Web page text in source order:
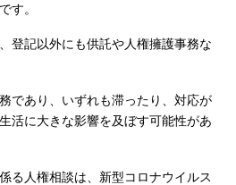
す。
登記以外にも供託や人権擁護事務な
であり、いずれも滞ったり、対応が
活に大きな影響を及ぼす可能性があ
る人権相談は、新型コロナウイルス